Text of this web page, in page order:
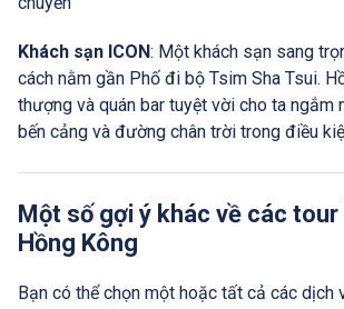
Khách sạn ICON: Một khách sạn sang
cách nằm gần Phố đi bộ Tsim Sha Tsui.
thượng và quán bar tuyệt vời cho ta ngắm
bến cảng và đường chân trời trong điều
Một số gợi ý khác về các tour
Hồng Kông
Bạn có thể chọn một hoặc tất cả các dịch